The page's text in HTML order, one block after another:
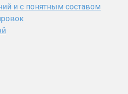
и с понятным составом